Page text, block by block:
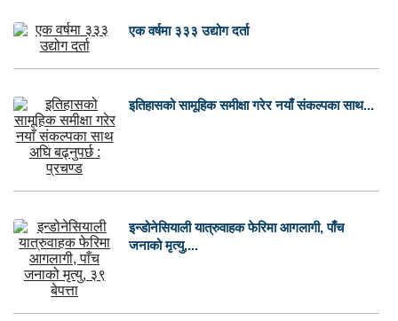
एक वर्षमा ३३३ उद्योग दर्ता
इतिहासको सामूहिक समीक्षा गरेर नयाँ संकल्पका साथ...
इन्डोनेसियाली यात्रुवाहक फेरिमा आगलागी, पाँच
जनाको मृत्यु,...